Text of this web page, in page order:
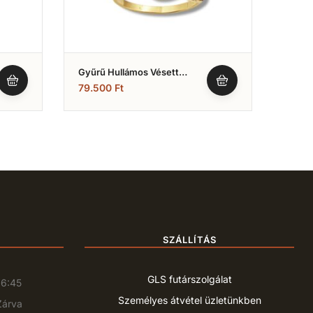
Gyűrű Hullámos Vésett
Modell (Nr.11)
79.500 Ft
SZÁLLÍTÁS
GLS futárszolgálat
Személyes átvétel üzletünkben